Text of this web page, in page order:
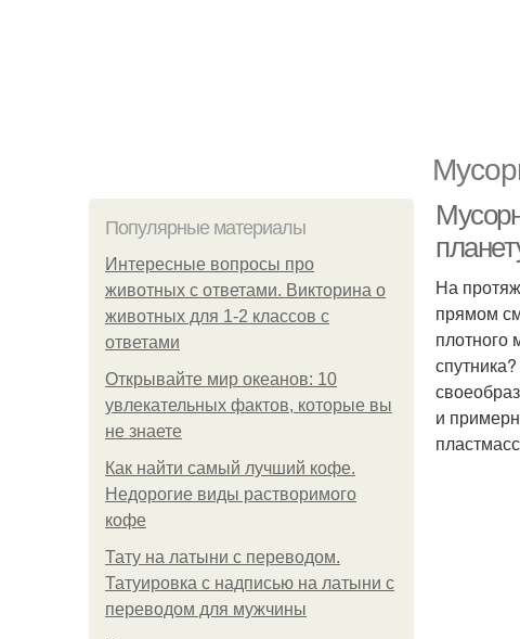
Популярные материалы
Интересные вопросы про
животных с ответами. Викторина о
животных для 1-2 классов с
ответами
Открывайте мир океанов: 10
увлекательных фактов, которые вы
не знаете
Как найти самый лучший кофе.
Недорогие виды растворимого
кофе
Тату на латыни с переводом.
Татуировка с надписью на латыни с
переводом для мужчины
На
прямом
плотного
и